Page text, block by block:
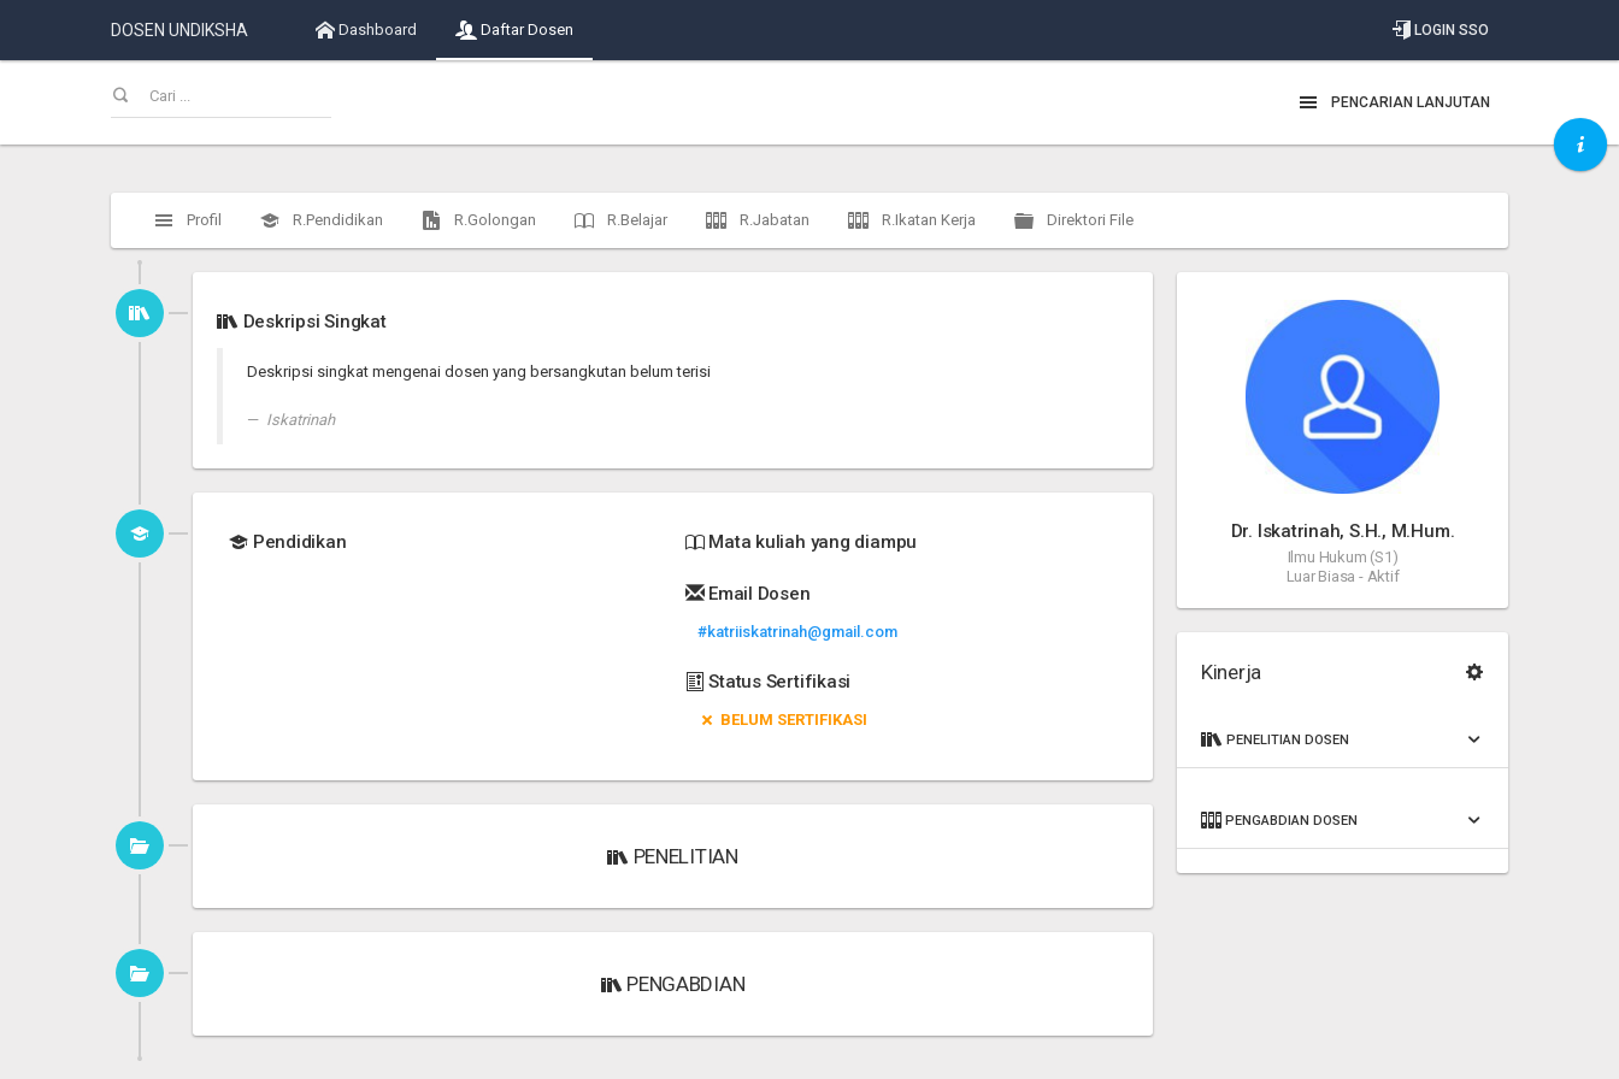
DOSEN UNDIKSHA Dashboard Daftar Dosen LOGIN SSO
PENCARIAN LANJUTAN
Profil R.Pendidikan R.Golongan R.Belajar R.Jabatan R.Ikatan Kerja Direktori File
Deskripsi Singkat
Deskripsi singkat mengenai dosen yang bersangkutan belum terisi
Iskatrinah
Pendidikan Mata kuliah yang diampu
Email Dosen
#katriiskatrinah@gmail.com
Status Sertifikasi
BELUM SERTIFIKASI
PENELITIAN
PENGABDIAN
Dr. Iskatrinah, S.H., M.Hum.
Ilmu Hukum (S1)
Luar Biasa - Aktif
Kinerja
PENELITIAN DOSEN
PENGABDIAN DOSEN